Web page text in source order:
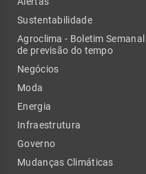
Sustentabilidade
Agroclima - Boletim Semanal
de previsão do tempo
Negócios
Moda
Energia
Infraestrutura
Governo
Mudanças Climáticas